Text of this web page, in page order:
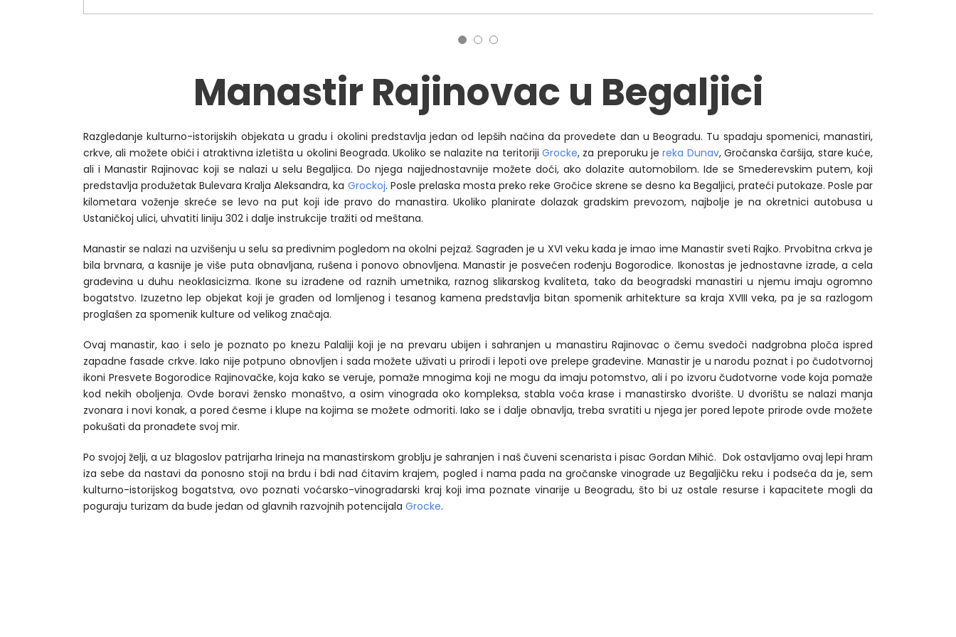
Manastir Rajinovac u Begaljici
Razgledanje kulturno-istorijskih objekata u gradu i okolini predstavlja jedan od lepših načina da provedete dan u Beogradu. Tu spadaju spomenici, manastiri,
crkve, ali možete obići i atraktivna izletišta u okolini Beograda. Ukoliko se nalazite na teritoriji Grocke, za preporuku jereka Dunav, Gročanska čaršija, stare kuće,
ali i Manastir Rajinovac koji se nalazi u selu Begaljica. Do njega najjednostavnije možete doći, ako dolazite automobilom. Ide se Smederevskim putem, koji
predstavlja produžetak Bulevara Kralja Aleksandra, ka Grockoj. Posle prelaska mosta preko reke Gročice skrene se desno ka Begaljici, prateći putokaze. Posle par
kilometara voženje skreće se levo na put koji ide pravo do manastira. Ukoliko planirate dolazak gradskim prevozom, najbolje je na okretnici autobusa u
Ustaničkoj ulici, uhvatiti liniju 302 i dalje instrukcije tražiti od meštana.
Manastir se nalazi na uzvišenju u selu sa predivnim pogledom na okolni pejzaž. Sagrađen je u XVI veku kada je imao ime Manastir sveti Rajko. Prvobitna crkva je
bila brvnara, a kasnije je više puta obnavljana, rušena i ponovo obnovljena. Manastir je posvećen rođenju Bogorodice. Ikonostas je jednostavne izrade, a cela
građevina u duhu neoklasicizma. Ikone su izrađene od raznih umetnika, raznog slikarskog kvaliteta, tako da beogradski manastiri u njemu imaju ogromno
bogatstvo. Izuzetno lep objekat koji je građen od lomljenog i tesanog kamena predstavlja bitan spomenik arhitekture sa kraja XVIII veka, pa je sa razlogom
proglašen za spomenik kulture od velikog značaja.
Ovaj manastir, kao i selo je poznato po knezu Palaliji koji je na prevaru ubijen i sahranjen u manastiru Rajinovac o čemu svedoči nadgrobna ploča ispred
zapadne fasade crkve. Iako nije potpuno obnovljen i sada možete uživati u prirodi i lepoti ove prelepe građevine. Manastir je u narodu poznat i po čudotvornoj
ikoni Presvete Bogorodice Rajinovačke, koja kako se veruje, pomaže mnogima koji ne mogu da imaju potomstvo, ali i po izvoru čudotvorne vode koja pomaže
kod nekih oboljenja. Ovde boravi žensko monaštvo, a osim vinograda oko kompleksa, stabla voća krase i manastirsko dvorište. U dvorištu se nalazi manja
zvonara i novi konak, a pored česme i klupe na kojima se možete odmoriti. Iako se i dalje obnavlja, treba svratiti u njega jer pored lepote prirode ovde možete
pokušati da pronađete svoj mir.
Po svojoj želji, a uz blagoslov patrijarha Irineja na manastirskom groblju je sahranjen i naš čuveni scenarista i pisac Gordan Mihić. Dok ostavljamo ovaj lepi hram
iza sebe da nastavi da ponosno stoji na brdu i bdi nad ćitavim krajem, pogled i nama pada na gročanske vinograde uz Begaljičku reku i podseća da je, sem
kulturno-istorijskog bogatstva, ovo poznati voćarsko-vinogradarski kraj koji ima poznate vinarije u Beogradu, što bi uz ostale resurse i kapacitete mogli da
poguraju turizam da bude jedan od glavnih razvojnih potencijala Grocke.